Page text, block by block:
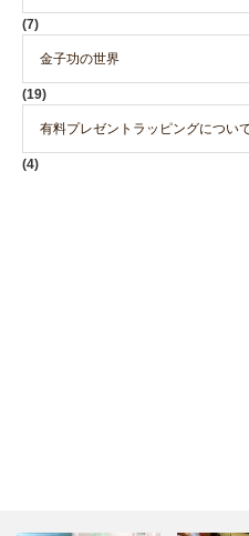
(7)
金子功の世界
(19)
有料プレゼントラッピングについ
(4)